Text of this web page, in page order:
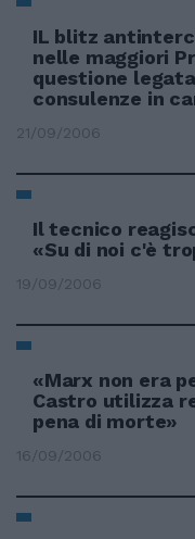
IL blitz
nelle maggiori
questione
consulenze in
21/09/2006
Il tecnico
«Su di noi c'è
19/09/2006
«Marx non era
Castro utilizza
pena di morte»
16/09/2006